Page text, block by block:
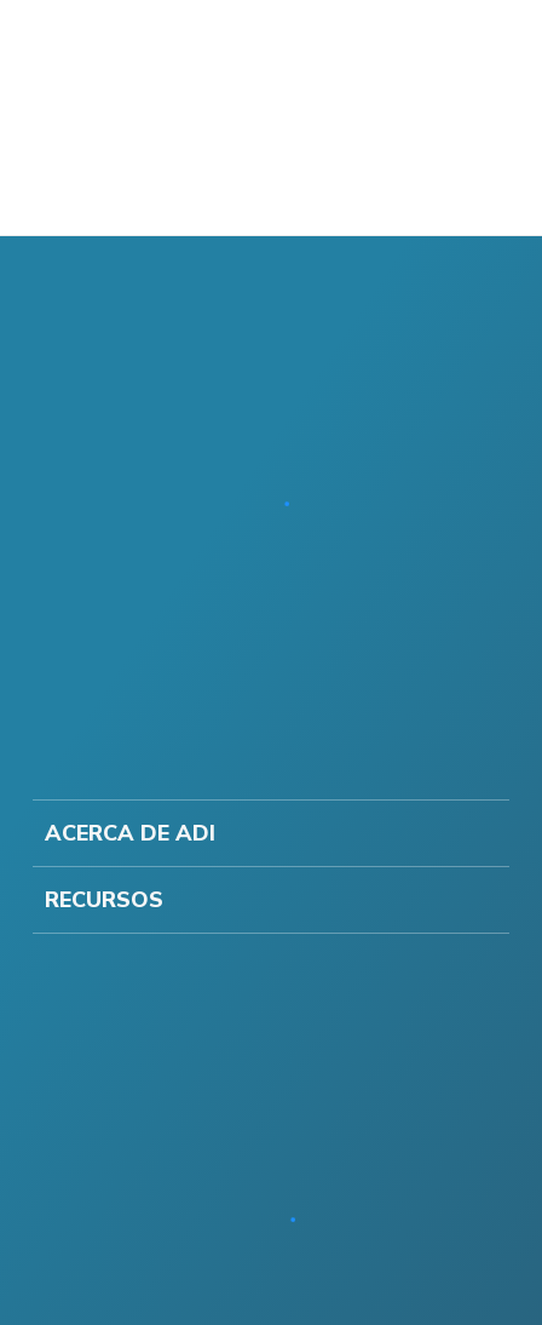
ACERCA DE ADI
RECURSOS